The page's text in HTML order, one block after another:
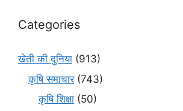
Categories
खेती की दुनिया (913)
कृषि समाचार(743)
कृषि शिक्षा (50)